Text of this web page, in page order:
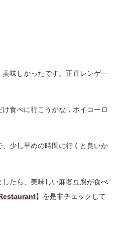
味しかったです。正直レンゲ一
食べに行こうかな，ホイコーロ
少し早めの時間に行くと良いか
たら、美味しい麻婆豆腐が食べ
】を是非チェックして